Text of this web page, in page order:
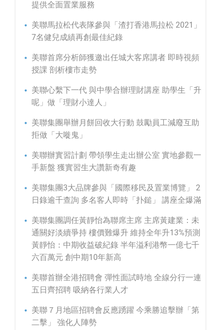
提供全面置業服務
美聯馬拉松代表隊參與「渣打香港馬拉松 2021」
7名健兒成績再創最佳紀錄
美聯首席分析師獲邀出任城大客席講者 即時視頻
授課 剖析樓市走勢
美聯心繫下一代 與中學合辦理財講座 助學生「升
呢」做「理財小達人」
美聯集團舉辦月餅回收大行動 鼓勵員工減廢互助
拒做「大嘥鬼」
美聯辦實習計劃 帶領學生走出辦公室 實地參觀一
手新盤 獲實習生大讚新奇有趣
美聯集團3大品牌參與「國際移民及置業博覽」 2
日錄逾千查詢 多名客人即時「扑鎚」 講座全爆滿
美聯集團調任黃靜怡為聯席主席 主席黃建業：未
通關好淡續爭持 樓價難爆升 維持全年升13%預測
黃靜怡：中期收益破紀錄 半年溢利港幣一億七千
六百萬元 創中期10年新高
美聯首辦全港招聘會 彈性面試時地 全線分行一連
五日齊招聘 吸納各行業人才
美聯７月地區招聘會反應踴躍 今乘勝追擊辦「第
二擊」 強化人陣勢